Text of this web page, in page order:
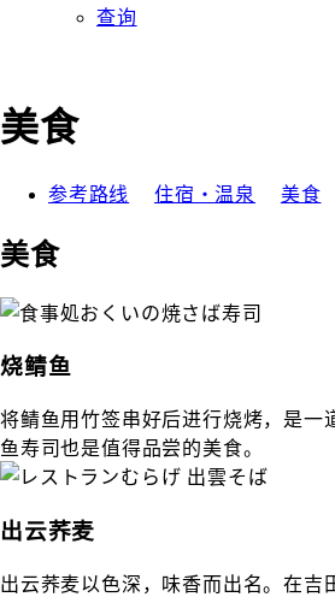
查询
美食
参考路线 住宿・温泉 美食
美食
烧鲭鱼
将鲭鱼用竹签串好后进行烧烤，是一
鱼寿司也是值得品尝的美食。
出云荞麦
出云荞麦以色深，味香而出名。在吉